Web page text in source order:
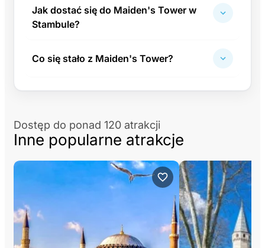
Jak dostać się do Maiden's Tower w
Stambule?
Co się stało z Maiden's Tower?
Dostęp do ponad 120 atrakcji
Inne popularne atrakcje